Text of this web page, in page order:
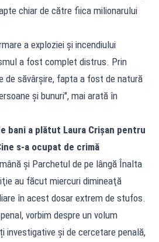
chiar de către fiica milionarului
a exploziei și incendiului
a fost complet distrus. Prin
de săvârșire, fapta a fost de natură
și bunuri", mai arată în
bani a plătut Laura Crișan pentru
s-a ocupat de crimă
şi Parchetul de pe lângă Înalta
au făcut miercuri dimineaţă
în acest dosar extrem de stufos.
vorbim despre un volum
investigative şi de cercetare penală,